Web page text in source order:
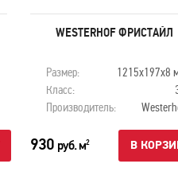
WESTERHOF ФРИСТАЙЛ
Размер:
1215х197х8
Класс:
Производитель:
930 руб. м2 В